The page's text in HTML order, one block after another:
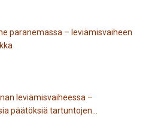
paranemassa – leviämisvaiheen
leviämisvaiheessa –
päätöksiä tartuntojen